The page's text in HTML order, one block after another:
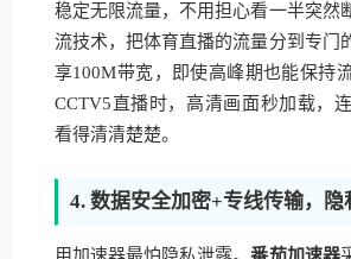
稳定无限流量，不用担心看一半突然
流技术，把体育直播的流量分到专门
享100M带宽，即使高峰期也能保持
CCTV5直播时，高清画面秒加载，
看得清清楚楚。
4. 数据安全加密+专线传输，隐